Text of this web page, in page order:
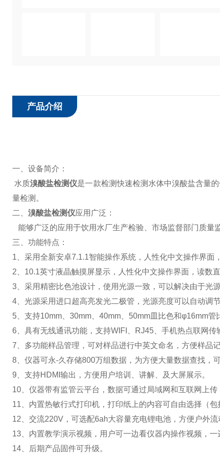
产品介绍
一、设备简介：
水质溴酸盐检测仪是一款检测快速检测水体中溴酸盐含量
量检测。
二、 溴酸盐检测仪应用广泛：
能够广泛的应用于饮用水厂生产检验、市场监督部门质
三、功能特点：
1、采用全新安卓7.1.1智能操作系统，人性化中文操作界
2、10.1英寸液晶触摸屏显示，人性化中文操作界面，读数
3、采用精密比色池设计，使用光源一致，可以解决由于
4、光源采用进口超高亮发光二极管，光源亮度可以自动调
5、支持10mm、30mm、40mm、50mm皿比色和φ16mm
6、具有无线通讯功能，支持WIFI、RJ45、手机热点联网
7、多功能样品管理，可对样品进行中英文命名，方便样品
8、仪器可永-久存储800万组数据，为方便大量数据查找，
9、支持HDMI输出，方便用户培训、讲解、及大屏展示。
10、仪器带有监管云平台，数据可通过局域网和互联网上
11、内置热敏行式打印机，打印纸上的内容可自由选择（
12、交流220V，可选配6ah大容量充电锂电池，方便户外
13、内置教学演示视频，用户可一边看仪器内操作视频，
14、后期产品固件可升级。